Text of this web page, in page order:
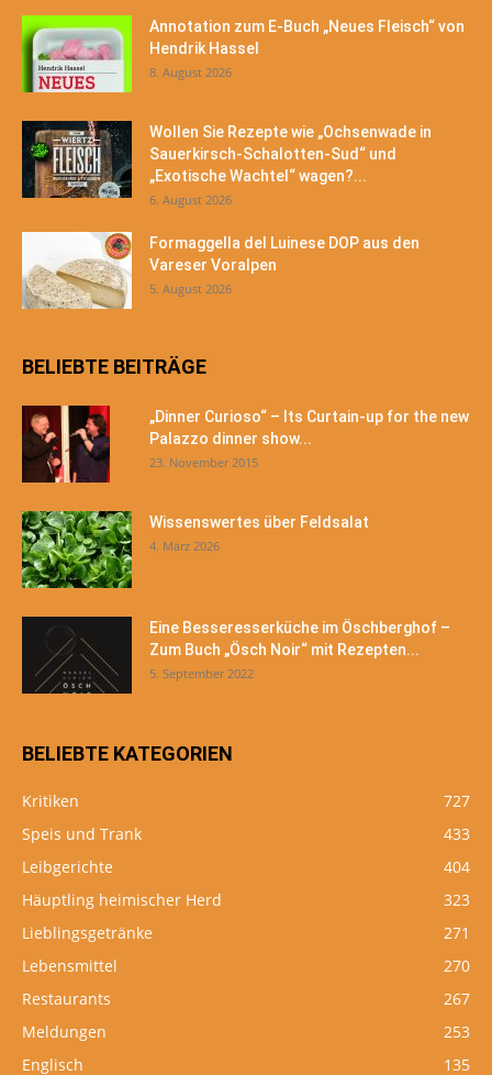
Annotation zum E-Buch „Neues Fleisch“ von
Hendrik Hassel
8. August 2026
Wollen Sie Rezepte wie „Ochsenwade in
Sauerkirsch-Schalotten-Sud“ und
„Exotische Wachtel“ wagen?...
6. August 2026
Formaggella del Luinese DOP aus den
Vareser Voralpen
5. August 2026
BELIEBTE BEITRÄGE
„Dinner Curioso“ – Its Curtain-up for the new
Palazzo dinner show...
23. November 2015
Wissenswertes über Feldsalat
4. März 2026
Eine Besseresserküche im Öschberghof –
Zum Buch „Ösch Noir“ mit Rezepten...
5. September 2022
BELIEBTE KATEGORIEN
Kritiken
727
Speis und Trank
433
Leibgerichte
404
Häuptling heimischer Herd
323
Lieblingsgetränke
271
Lebensmittel
270
Restaurants
267
Meldungen
253
Englisch
135